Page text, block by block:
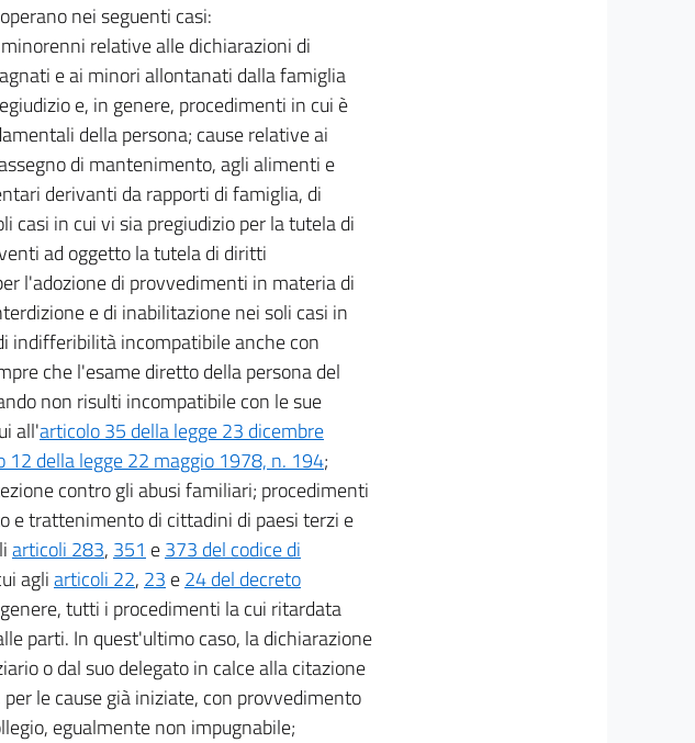
nei seguenti casi:
relative alle dichiarazioni di
e ai minori allontanati dalla famiglia
e, in genere, procedimenti in cui è
della persona; cause relative ai
di mantenimento, agli alimenti e
derivanti da rapporti di famiglia, di
in cui vi sia pregiudizio per la tutela di
ad oggetto la tutela di diritti
l'adozione di provvedimenti in materia di
e di inabilitazione nei soli casi in
indifferibilità incompatibile anche con
che l'esame diretto della persona del
non risulti incompatibile con le sue
all'articolo 35 della legge 23 dicembre
12 della legge 22 maggio 1978, n. 194;
contro gli abusi familiari; procedimenti
e trattenimento di cittadini di paesi terzi e
articoli 283, 351 e373 del codice di
agliarticoli 22, 23 e24 del decreto
tutti i procedimenti la cui ritardata
parti. In quest'ultimo caso, la dichiarazione
o dal suo delegato in calce alla citazione
le cause già iniziate, con provvedimento
egualmente non impugnabile;